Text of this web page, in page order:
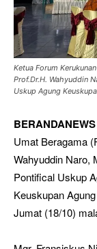
Ketua Forum
Prof.Dr.H. Wahyuddin
Uskup Agung
Umat Beragama
Wahyuddin Naro,
Pontifical Uskup
Keuskupan
Jumat (18/10)